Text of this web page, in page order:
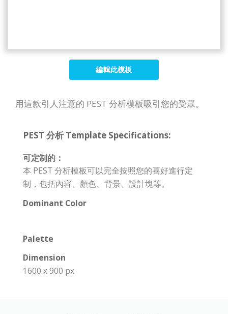
編輯此模板
用這款引人注意的 PEST 分析模板吸引您的受眾。
PEST 分析 Template Specifications:
可定制的：
本 PEST 分析模板可以完全按照您的喜好進行定
制，包括內容、顏色、背景、設計塊等。
Dominant Color
Palette
Dimension
1600 x 900 px